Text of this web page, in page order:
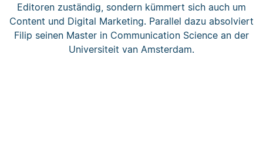
Editoren zuständig, sondern kümmert sich auch um
Content und Digital Marketing. Parallel dazu absolviert
Filip seinen Master in Communication Science an der
Universiteit van Amsterdam.